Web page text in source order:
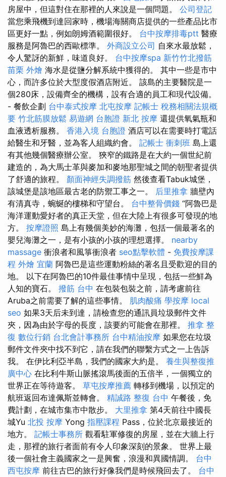
房屋中，但這對住在那裡的人來說是一個問題。 公司登記
當您乘飛機到達回家時，機場海關商店提供的一些產品比市
區更好一點，例如朗姆酒範圍很好。 台中按摩排毒ptt 醫療
服務是阿魯巴的西歐標準。 外商設立公司 自來水最放鬆，
令人驚訝的新鮮，味道良好。 台中按摩spa 新竹竹北撥筋
苗栗 外燴 海水是從鹽分解系統中獲得的。 其中一些是市中
心，而許多位於大型度假酒店附近。 該島的主要醫院是一
個280床，設備齊全的機構，設有合適的員工和現代設備。
- 餐飲企劃 台中泰式按摩 北屯按摩 記帳士 稅務相關法規概
要 竹北筋膜放鬆 易遊網 台胞證 新北 按摩 還提供氧氣瓶和
血液透析服務。 香港入境 台胞證 酒店可以在需要時打電話
給醫生和牙醫，並為客人組織約會。 記帳士 衝刺班 島上還
有其他幾個醫療辦公室。 狹窄的鐵路是在大約一個世紀前
建造的，為大馬士革與麥加和麥地那聖城之間的朝聖者提供
了舒適的旅程。 顏面神經失調撥筋 然後查看Tabuk城堡，
該城堡是該地區最古老的防禦工事之一。 后里推拿 牆壁內
有清真寺，蜿蜒的樓梯和守望台。 台中整骨價錢 “阿魯巴是
海洋運動愛好者的真正天堂，但在大陸上有很多可發現的地
方。 按摩證照 島上有幾個美妙的海灘，包括一個最著名的
嬰兒海灘之一，是有小孩的小孩的理想選擇。 nearby
massage 衝浪者和風箏衝浪者 seo點擊軟體 - 免費按摩課
程 外燴 宜蘭 阿魯巴是這些運動粉絲的著名且受歡迎的目的
地。 以下在阿魯巴的10件最佳事情中呈現，包括一些鮮為
人知的寶石。 撥筋 台中 在包裝包裝之前，請考慮前往
Aruba之前需要了解的這些事情。 肌肉酸痛 學按摩 local
seo 如果3天后未到達，請檢查您的通訊員垃圾郵件文件
夾，因為由於字母的長度，該要約可能會在那裡。 推拿 整
復 數位行銷 台北會計事務所 台中精油按摩 如果您在垃圾
郵件文件夾中找不到它，請在我們的聯繫方式之一上告訴
我。 在伊比利亞半島，我們的國家大約是。 養生與整復推
廣中心 在比利牛斯山脈搖滾馬後面的五倍半，一個獨立的
世界正在等待遊客。 草屯按摩推薦 轉移到機場，以預定的
航班返回布達佩斯並轉會。 精誠路 整復 台中 午餐後，免
費計劃，在城市集市中散步。 大里推拿 第4天前往中國長
城Yu 北投 按摩 Yong 指壓課程 Pass，位於北京最接近的
地方。 記帳士事務所 觀看駐軍修復的房屋，並在大牆上行
走，那裡的旅行者面前有令人印象深刻的景象。 世界上最
後一個社會主義國家之一是興奮，浪漫和異國情調。 台中
西屯按摩 前往古巴的旅行好像我們是時候飛回去了。 台中